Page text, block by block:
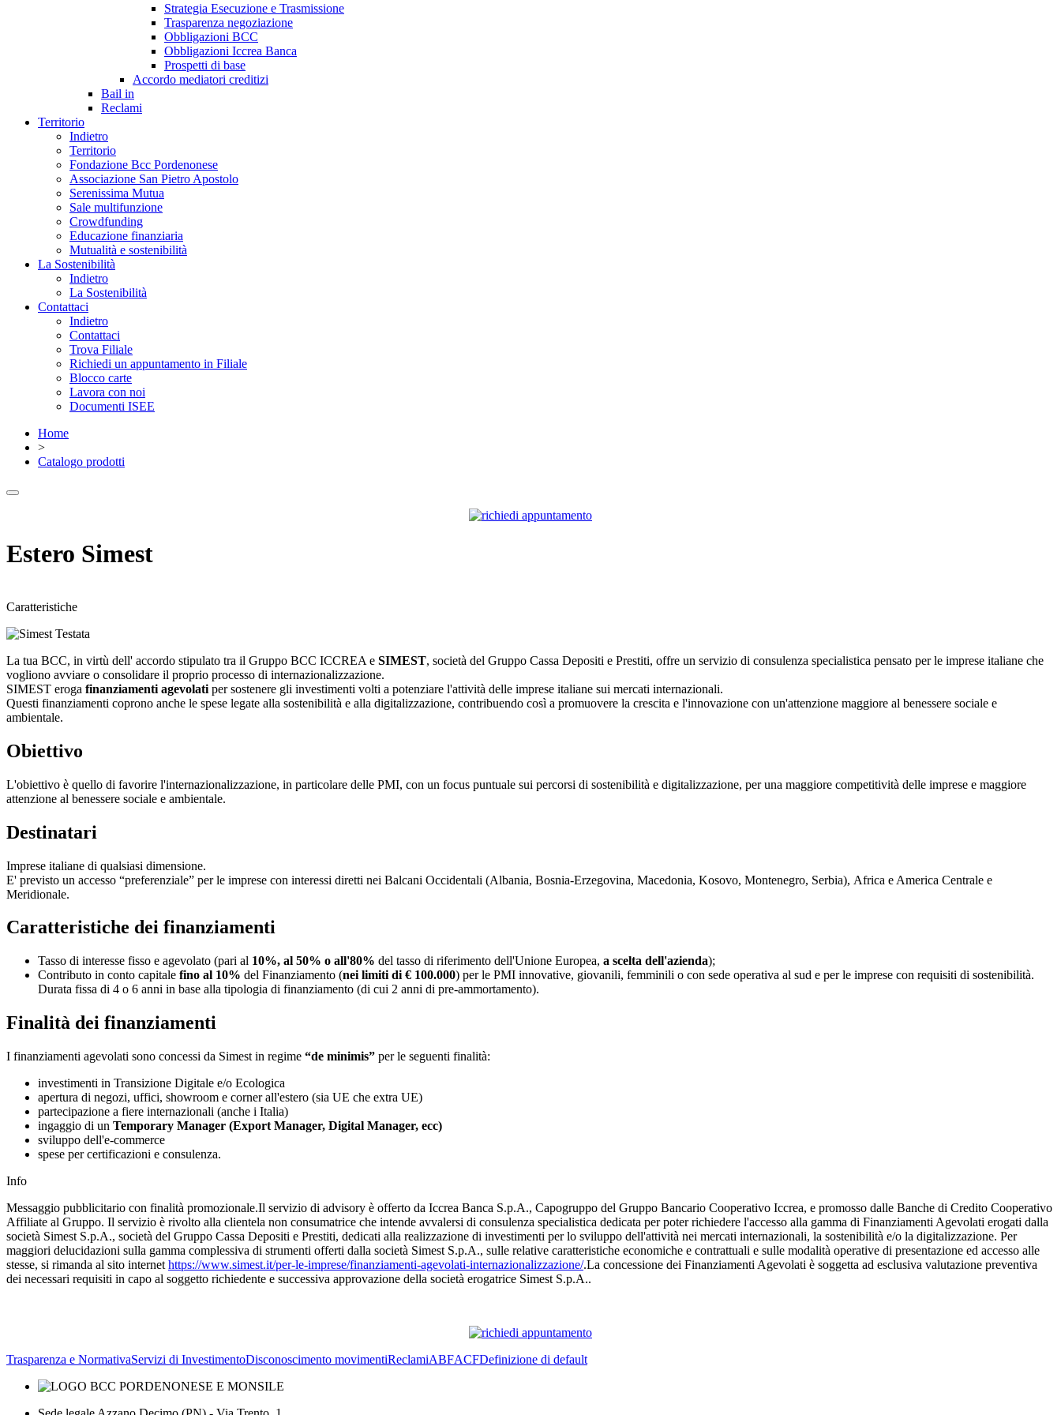
Strategia Esecuzione e Trasmissione
Trasparenza negoziazione
Obbligazioni BCC
Obbligazioni Iccrea Banca
Prospetti di base
Accordo mediatori creditizi
Bail in
Reclami
Territorio
Indietro
Territorio
Fondazione Bcc Pordenonese
Associazione San Pietro Apostolo
Serenissima Mutua
Sale multifunzione
Crowdfunding
Educazione finanziaria
Mutualità e sostenibilità
La Sostenibilità
Indietro
La Sostenibilità
Contattaci
Indietro
Contattaci
Trova Filiale
Richiedi un appuntamento in Filiale
Blocco carte
Lavora con noi
Documenti ISEE
Home
>
Catalogo prodotti
Estero Simest
Caratteristiche
La tua BCC, in virtù dell' accordo stipulato tra il Gruppo BCC ICCREA e SIMEST, società del Gruppo Cassa Depositi e Prestiti, offre un servizio di consulenza specialistica pensato per le imprese italiane che
vogliono avviare o consolidare il proprio processo di internazionalizzazione.
SIMEST eroga finanziamenti agevolati per sostenere gli investimenti volti a potenziare l'attività delle imprese italiane sui mercati internazionali.
Questi finanziamenti coprono anche le spese legate alla sostenibilità e alla digitalizzazione, contribuendo così a promuovere la crescita e l'innovazione con un'attenzione maggiore al benessere sociale e
ambientale.
Obiettivo
L'obiettivo è quello di favorire l'internazionalizzazione, in particolare delle PMI, con un focus puntuale sui percorsi di sostenibilità e digitalizzazione, per una maggiore competitività delle imprese e maggiore
attenzione al benessere sociale e ambientale.
Destinatari
Imprese italiane di qualsiasi dimensione.
E' previsto un accesso “preferenziale” per le imprese con interessi diretti nei Balcani Occidentali (Albania, Bosnia-Erzegovina, Macedonia, Kosovo, Montenegro, Serbia), Africa e America Centrale e
Meridionale.
Caratteristiche dei finanziamenti
Tasso di interesse fisso e agevolato (pari al 10%, al 50% o all'80% del tasso di riferimento dell'Unione Europea, a scelta dell'azienda);
Contributo in conto capitale fino al 10% del Finanziamento (nei limiti di € 100.000) per le PMI innovative, giovanili, femminili o con sede operativa al sud e per le imprese con requisiti di sostenibilità.
Durata fissa di 4 o 6 anni in base alla tipologia di finanziamento (di cui 2 anni di pre-ammortamento).
Finalità dei finanziamenti
I finanziamenti agevolati sono concessi da Simest in regime “de minimis” per le seguenti finalità:
investimenti in Transizione Digitale e/o Ecologica
apertura di negozi, uffici, showroom e corner all'estero (sia UE che extra UE)
partecipazione a fiere internazionali (anche i Italia)
ingaggio di un Temporary Manager (Export Manager, Digital Manager, ecc)
sviluppo dell'e-commerce
spese per certificazioni e consulenza.
Info
Messaggio pubblicitario con finalità promozionale.Il servizio di advisory è offerto da Iccrea Banca S.p.A., Capogruppo del Gruppo Bancario Cooperativo Iccrea, e promosso dalle Banche di Credito Cooperativo
Affiliate al Gruppo. Il servizio è rivolto alla clientela non consumatrice che intende avvalersi di consulenza specialistica dedicata per poter richiedere l'accesso alla gamma di Finanziamenti Agevolati erogati dalla
società Simest S.p.A., società del Gruppo Cassa Depositi e Prestiti, dedicati alla realizzazione di investimenti per lo sviluppo dell'attività nei mercati internazionali, la sostenibilità e/o la digitalizzazione. Per
maggiori delucidazioni sulla gamma complessiva di strumenti offerti dalla società Simest S.p.A., sulle relative caratteristiche economiche e contrattuali e sulle modalità operative di presentazione ed accesso alle
stesse, si rimanda al sito internet https://www.simest.it/per-le-imprese/finanziamenti-agevolati-internazionalizzazione/.La concessione dei Finanziamenti Agevolati è soggetta ad esclusiva valutazione preventiva
dei necessari requisiti in capo al soggetto richiedente e successiva approvazione della società erogatrice Simest S.p.A..
Trasparenza e NormativaServizi di InvestimentoDisconoscimento movimentiReclamiABFACFDefinizione di default